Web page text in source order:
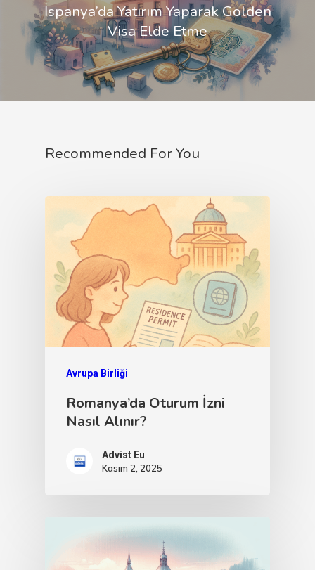
İspanya’da Yatırım Yaparak Golden
Visa Elde Etme
Recommended For You
Avrupa Birliği
Romanya’da Oturum İzni
Nasıl Alınır?
Advist Eu
Kasım 2, 2025